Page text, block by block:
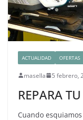
ACTUALIDAD OFERTAS
masella 5 febrero,
REPARA
Cuando